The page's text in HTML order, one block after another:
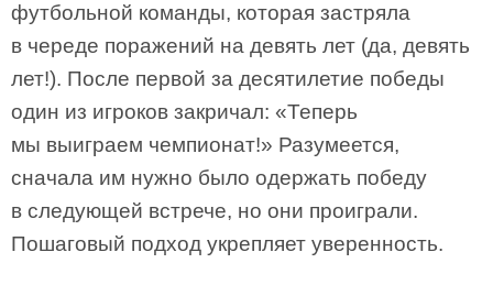
футбольной команды, которая застряла
в череде поражений на девять лет (да, девять
лет!). После первой за десятилетие победы
один из игроков закричал: «Теперь
мы выиграем чемпионат!» Разумеется,
сначала им нужно было одержать победу
в следующей встрече, но они проиграли.
Пошаговый подход укрепляет уверенность.